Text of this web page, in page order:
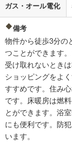
ガス・オール電化
備考
物件から徒歩3分の
つことができます
受け取れないとき
ショッピングをよ
すすめです。住み
です。床暖房は燃
とができます。浴
にも便利です。防
います。